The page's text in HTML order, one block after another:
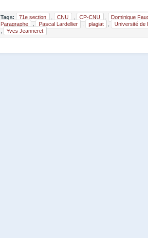
Tags: 71e section CNU CP-CNU
Dominique
Paragraphe
Pascal Lardellier plagiat
Université de
Yves Jeanneret